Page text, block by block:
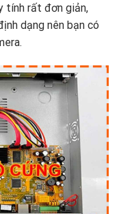
tính rất đơn giản,
dạng nên bạn có